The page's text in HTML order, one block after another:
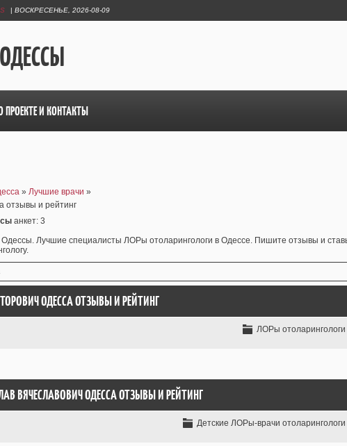
| ВОСКРЕСЕНЬЕ, 2026-08-09
ПРОЕКТЕ И КОНТАКТЫ
» Лучшие врачи »
отзывы и рейтинг
анкет: 3
Лучшие специалисты ЛОРы отоларингологи в Одессе. Пишите отзывы и
ОДЕССА ОТЗЫВЫИ РЕЙТИНГ
ЛОРы отоларингологи
ВЯЧЕСЛАВОВИЧ ОДЕССА ОТЗЫВЫИ РЕЙТИНГ
Детские ЛОРы-врачи отоларингологи